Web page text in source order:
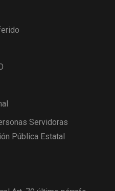
Servidoras
Pública Estatal